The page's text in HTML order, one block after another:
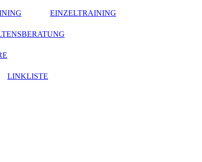
EINZELTRAINING
LINKLISTE